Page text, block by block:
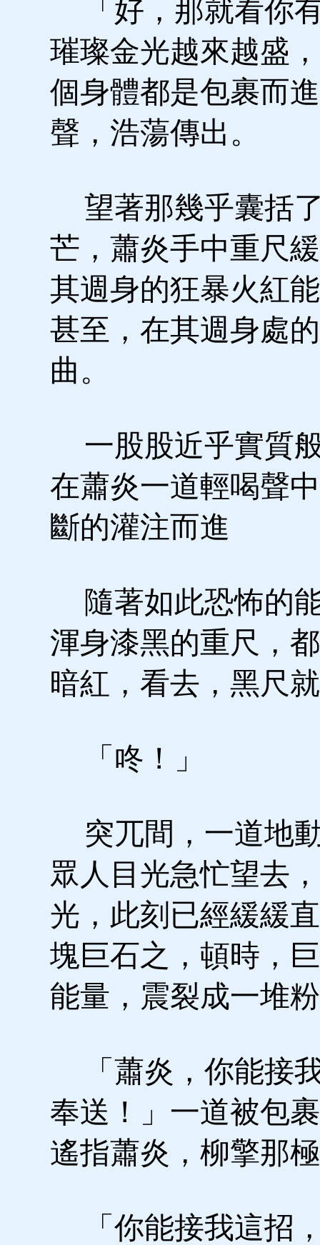
「好，那就看你
璀璨金光越來越盛
個身體都是包裹而
聲，浩蕩傳出。
望著那幾乎囊括
芒，蕭炎手中重尺
其週身的狂暴火紅
甚至，在其週身處
曲。
一股股近乎實質
在蕭炎一道輕喝聲
斷的灌注而進
隨著如此恐怖的
渾身漆黑的重尺，
暗紅，看去，黑尺
「咚！」
突兀間，一道地
眾人目光急忙望去
光，此刻已經緩緩
塊巨石之，頓時，
能量，震裂成一堆
「蕭炎，你能接
奉送！」一道被包
遙指蕭炎，柳擎那
「你能接我這招